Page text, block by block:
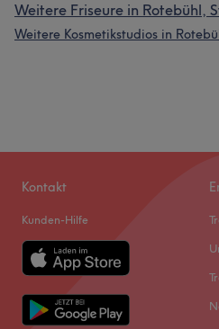
Weitere Friseure in Rotebühl,
Weitere Kosmetikstudios in
Kontakt
Kunden-Hilfe